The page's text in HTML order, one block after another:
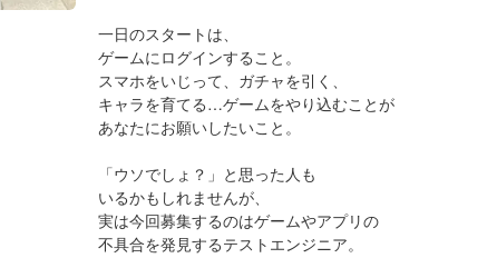
一日のスタートは、
ゲームにログインすること。
スマホをいじって、ガチャを引く、
キャラを育てる…ゲームをやり込むことが
あなたにお願いしたいこと。
「ウソでしょ？」と思った人も
いるかもしれませんが、
実は今回募集するのはゲームやアプリの
不具合を発見するテストエンジニア。